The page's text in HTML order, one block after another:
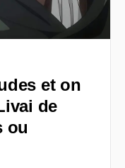
et on
de
ou